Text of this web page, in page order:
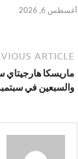
أغسطس 6, 2026
ARTICLE
ماريسكا هارجيتاي
والسبعين في